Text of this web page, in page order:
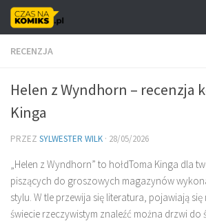
Skip to content
RECENZJA
Helen z Wyndhorn – recenzja
Kinga
PRZEZ SYLWESTER WILK · 28/05/2026
„Helen z Wyndhorn” to hołdToma Kinga dla
piszących do groszowych magazynów
stylu. W tle przewija się literatura, pojawiają
świecie rzeczywistym znaleźć można drzwi do